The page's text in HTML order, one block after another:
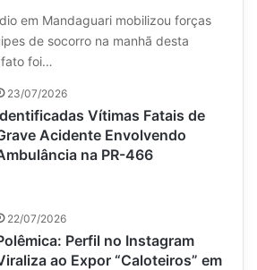
em Mandaguari mobilizou forças
de socorro na manhã desta
foi…
23/07/2026
Vítimas Fatais de
Acidente Envolvendo
na PR-466
22/07/2026
Perfil no Instagram
ao Expor “Caloteiros” em